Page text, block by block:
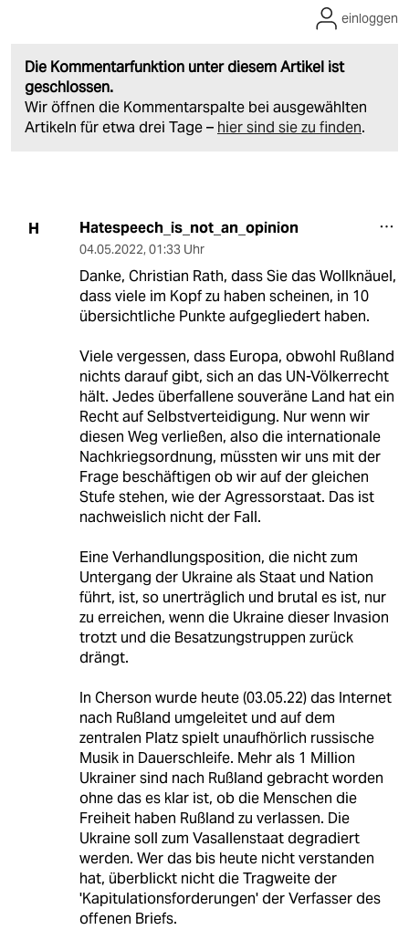
Die Kommentarfunktion unter diesem Artikel ist
geschlossen.
Wir öffnen die Kommentarspalte bei ausgewählten
Artikeln für etwa drei Tage – hier sind sie zu finden.
einloggen
H Hatespeech_is_not_an_opinion
04.05.2022, 01:33 Uhr
Danke, Christian Rath, dass Sie das Wollknäuel,
dass viele im Kopf zu haben scheinen, in 10
übersichtliche Punkte aufgegliedert haben.
Viele vergessen, dass Europa, obwohl Rußland
nichts darauf gibt, sich an das UN-Völkerrecht
hält. Jedes überfallene souveräne Land hat ein
Recht auf Selbstverteidigung. Nur wenn wir
diesen Weg verließen, also die internationale
Nachkriegsordnung, müssten wir uns mit der
Frage beschäftigen ob wir auf der gleichen
Stufe stehen, wie der Agressorstaat. Das ist
nachweislich nicht der Fall.
Eine Verhandlungsposition, die nicht zum
Untergang der Ukraine als Staat und Nation
führt, ist, so unerträglich und brutal es ist, nur
zu erreichen, wenn die Ukraine dieser Invasion
trotzt und die Besatzungstruppen zurück
drängt.
In Cherson wurde heute (03.05.22) das Internet
nach Rußland umgeleitet und auf dem
zentralen Platz spielt unaufhörlich russische
Musik in Dauerschleife. Mehr als 1 Million
Ukrainer sind nach Rußland gebracht worden
ohne das es klar ist, ob die Menschen die
Freiheit haben Rußland zu verlassen. Die
Ukraine soll zum Vasallenstaat degradiert
werden. Wer das bis heute nicht verstanden
hat, überblickt nicht die Tragweite der
'Kapitulationsforderungen' der Verfasser des
offenen Briefs.